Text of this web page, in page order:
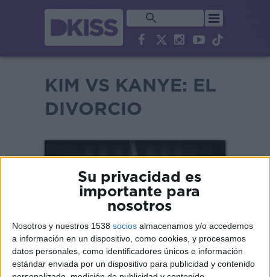
Su privacidad es
importante para
nosotros
Nosotros y nuestros 1538 socios almacenamos y/o accedemos
a información en un dispositivo, como cookies, y procesamos
datos personales, como identificadores únicos e información
estándar enviada por un dispositivo para publicidad y contenido
KIM VS KANYE: EL
DIVORCIO